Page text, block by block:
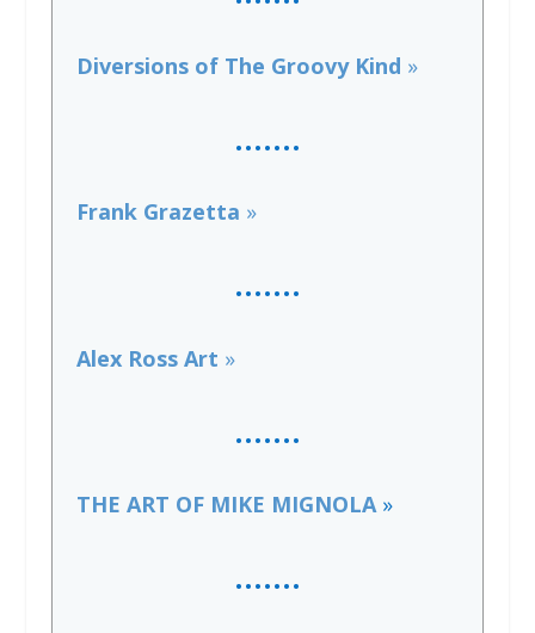
Diversions of The Groovy Kind »
…….
Frank Grazetta »
…….
Alex Ross Art »
…….
THE ART OF MIKE MIGNOLA»
…….